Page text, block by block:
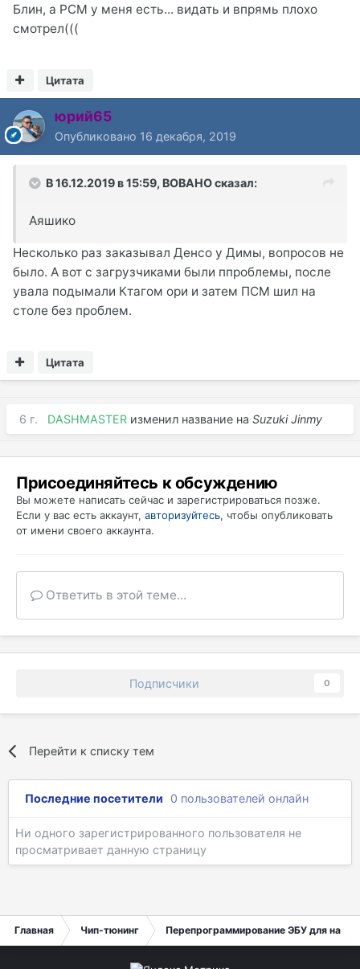
Блин, а PCM у меня есть... видать и впрямь плохо
смотрел(((
Цитата
юрий65
Опубликовано 16 декабря, 2019
В 16.12.2019 в 15:59, BOBAHOсказал:
Аяшико
Несколько раз заказывал Денсо у Димы, вопросов не
было. А вот с загрузчиками были ппроблемы, после
увала подымали Ктагом ори и затем ПСМ шил на
столе без проблем.
Цитата
6 г. DASHMASTER изменил название на Suzuki Jinmy
Присоединяйтесь к обсуждению
Вы можете написать сейчас и зарегистрироваться позже.
Если у вас есть аккаунт, авторизуйтесь, чтобы опубликовать
от имени своего аккаунта.
Ответить в этой теме...
Подписчики 0
Перейти к списку тем
Последние посетители 0 пользователей онлайн
Ни одного зарегистрированного пользователя не
просматривает данную страницу
Главная Чип-тюнинг Перепрограммирование ЭБУ для